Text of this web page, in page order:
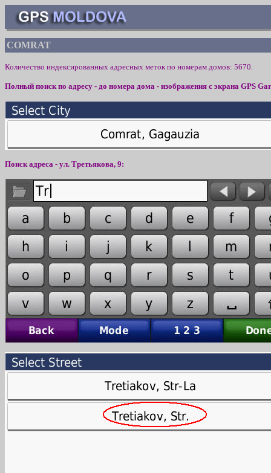
COMRAT
Количество индексированных адресных меток по номерам домов: 5670.
Полный поиск по адресу - до номера дома - изображения с экрана GPS
Поиск адреса - ул. Третьякова, 9: